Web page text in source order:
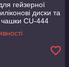
гейзерної
диски та
чашки CU-444